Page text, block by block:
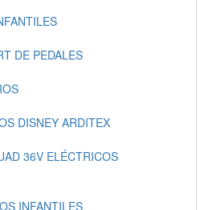
DE PEDALES
DISNEY ARDITEX
36V ELÉCTRICOS
INFANTILES